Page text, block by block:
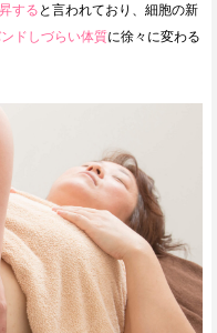
する と言われており、細胞の新
ンドしづらい体質に徐々に変わる